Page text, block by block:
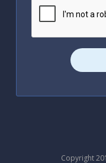
Copyright